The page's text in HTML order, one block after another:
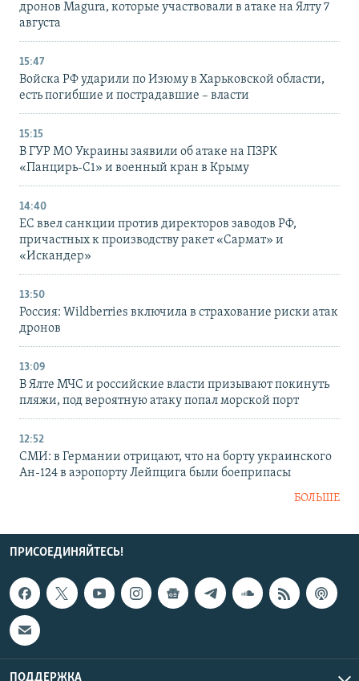
дронов Magura, которые участвовали в атаке на Ялту 7
августа
15:47
Войска РФ ударили по Изюму в Харьковской области,
есть погибшие и пострадавшие – власти
15:15
В ГУР МО Украины заявили об атаке на ПЗРК
«Панцирь-С1» и военный кран в Крыму
14:40
ЕС ввел санкции против директоров заводов РФ,
причастных к производству ракет «Сармат» и
«Искандер»
13:50
Россия: Wildberries включила в страхование риски атак
дронов
13:09
В Ялте МЧС и российские власти призывают покинуть
пляжи, под вероятную атаку попал морской порт
12:52
СМИ: в Германии отрицают, что на борту украинского
Ан-124 в аэропорту Лейпцига были боеприпасы
БОЛЬШЕ
ПРИСОЕДИНЯЙТЕСЬ!
ПОДДЕРЖКА